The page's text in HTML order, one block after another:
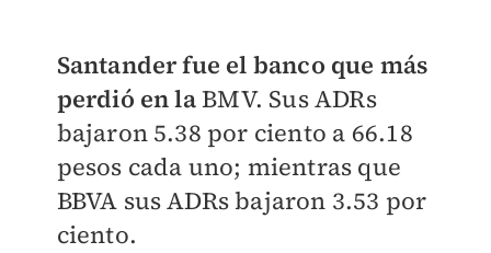
Santander fue el banco que más
perdió en laBMV. Sus ADRs
bajaron 5.38 por ciento a 66.18
pesos cada uno; mientras que
BBVA sus ADRs bajaron 3.53 por
ciento.